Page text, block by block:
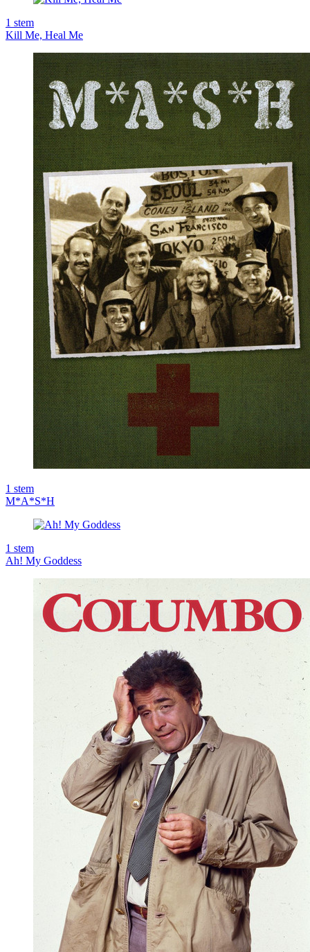
1 stem
Kill Me, Heal Me
1 stem
M*A*S*H
1 stem
Ah! My Goddess